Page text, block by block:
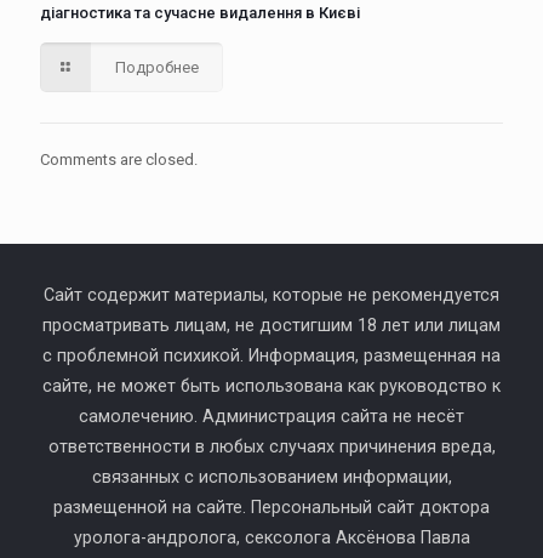
діагностика та сучасне видалення в Києві
Подробнее
Comments are closed.
Сайт содержит материалы, которые не рекомендуется
просматривать лицам, не достигшим 18 лет или лицам
с проблемной психикой. Информация, размещенная на
сайте, не может быть использована как руководство к
самолечению. Администрация сайта не несёт
ответственности в любых случаях причинения вреда,
связанных с использованием информации,
размещенной на сайте. Персональный сайт доктора
уролога-андролога, сексолога Аксёнова Павла